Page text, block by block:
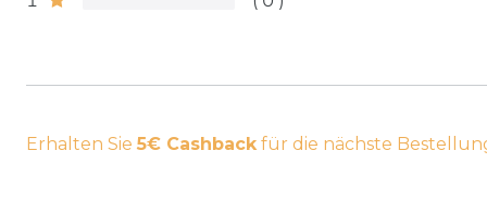
Erhalten Sie 5€ Cashbackfür die nächste